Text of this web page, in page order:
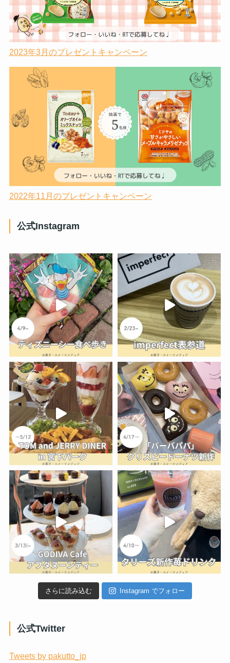
2023年3月のプレゼントキャンペーン
2022年11月のプレゼントキャンペーン
公式Instagram
さらに読み込む Instagram でフォロー
公式Twitter
Tweets by pakutto_jp